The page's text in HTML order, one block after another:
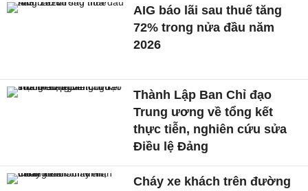
AIG báo lãi sau thuế tăng
72% trong nửa đầu năm
2026
Thành Lập Ban Chỉ đạo
Trung ương về tổng kết
thực tiễn, nghiên cứu sửa
Điều lệ Đảng
Cháy xe khách trên đường